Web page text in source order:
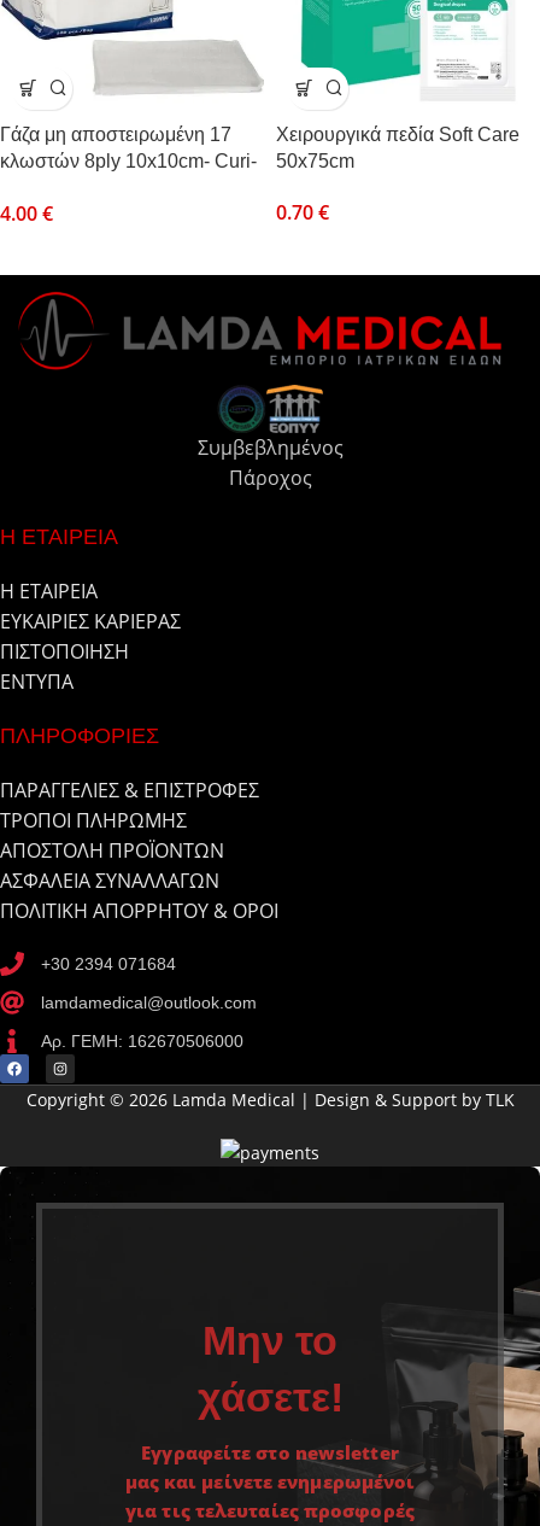
Γάζα μη αποστειρωμένη 17
κλωστών 8ply 10x10cm- Curi-
Επιθέματα απο υφασμένο
4.00€
Χειρουργικά πεδία Soft Care
50x75cm
0.70€
Συμβεβλημένος
Πάροχος
Η ΕΤΑΙΡΕΙΑ
Η ΕΤΑΙΡΕΙΑ
ΕΥΚΑΙΡΙΕΣ ΚΑΡΙΕΡΑΣ
ΠΙΣΤΟΠΟΙΗΣΗ
ΕΝΤΥΠΑ
ΠΛΗΡΟΦΟΡΙΕΣ
ΠΑΡΑΓΓΕΛΙΕΣ & ΕΠΙΣΤΡΟΦΕΣ
ΤΡΟΠΟΙ ΠΛΗΡΩΜΗΣ
ΑΠΟΣΤΟΛΗ ΠΡΟΪΟΝΤΩΝ
ΑΣΦΑΛΕΙΑ ΣΥΝΑΛΛΑΓΩΝ
ΠΟΛΙΤΙΚΗ ΑΠΟΡΡΗΤΟΥ & ΟΡΟΙ
+30 2394 071684
lamdamedical@outlook.com
Αρ. ΓΕΜΗ: 162670506000
Copyright © 2026 Lamda Medical | Design & Support by TLK
Μην το
χάσετε!
Εγγραφείτε στο newsletter
μας και μείνετε ενημερωμένοι
για τις τελευταίες προσφορές